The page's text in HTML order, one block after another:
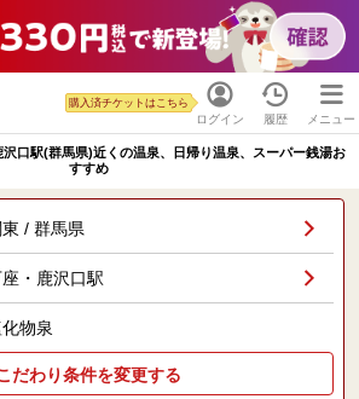
ログイン
購入済チケットはこちら
履歴 メニュー
口駅(群馬県)近くの温泉、日帰り温泉、スーパー銭湯お
すすめ
東 / 群馬県
・鹿沢口駅
物泉
だわり条件を変更する